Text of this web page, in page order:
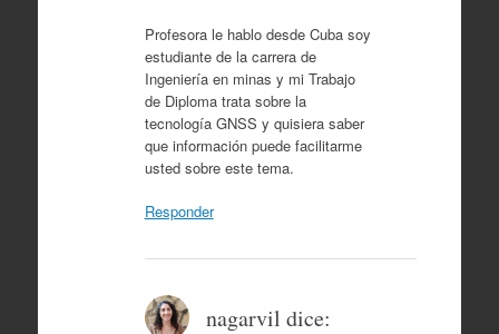
Profesora le hablo desde Cuba soy
estudiante de la carrera de
Ingeniería en minas y mi Trabajo
de Diploma trata sobre la
tecnología GNSS y quisiera saber
que información puede facilitarme
usted sobre este tema.
Responder
nagarvil dice: